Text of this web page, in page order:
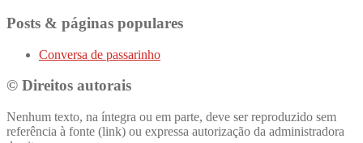
Posts & páginas populares
Conversa de passarinho
© Direitos autorais
Nenhum texto, na íntegra ou em parte, deve ser reproduzido sem
referência à fonte (link) ou expressa autorização da administradora